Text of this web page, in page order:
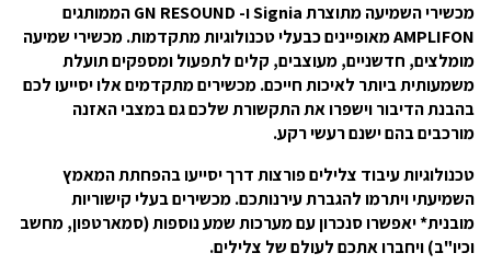
מכשירי השמיעה מתוצרת Signia ו- GN RESOUND הממותגים
AMPLIFON מאופיינים כבעלי טכנולוגיות מתקדמות. מכשירי שמיעה
מומלצים, חדשניים, מעוצבים, קלים לתפעול ומספקים תועלת
משמעותית ביותר לאיכות חייכם. מכשירים מתקדמים אלו יסייעו לכם
בהבנת הדיבור וישפרו את התקשורת שלכם גם במצבי האזנה
מורכבים בהם ישנם רעשי רקע.
טכנולוגיות עיבוד צלילים פורצות דרך יסייעו בהפחתת המאמץ
השמיעתי ויתרמו להגברת עירנותכם. מכשירים בעלי קישוריות
מובנית* יאפשרו סנכרון עם מערכות שמע נוספות (סמארטפון, מחשב
וכיו"ב) ויחברו אתכם לעולם של צלילים.